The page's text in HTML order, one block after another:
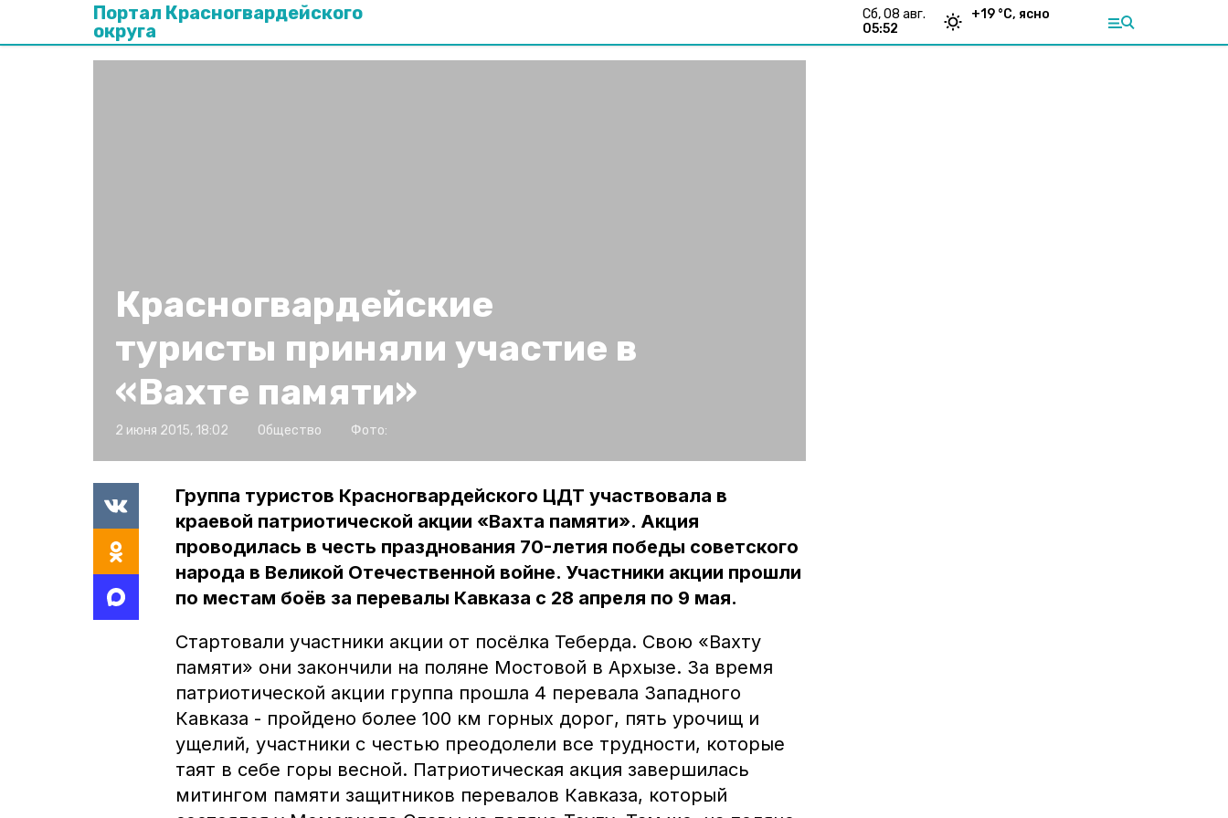
Портал Красногвардейского
округа
сб, 08 авг.
05:52
+19 °С, ясно
Красногвардейские
туристы приняли участие в
«Вахте памяти»
2 июня 2015, 18:02 Общество Фото:
Группа туристов Красногвардейского ЦДТ участвовала в
краевой патриотической акции «Вахта памяти». Акция
проводилась в честь празднования 70-летия победы советского
народа в Великой Отечественной войне. Участники акции прошли
по местам боёв за перевалы Кавказа с 28 апреля по 9 мая.
Стартовали участники акции от посёлка Теберда. Свою «Вахту
памяти» они закончили на поляне Мостовой в Архызе. За время
патриотической акции группа прошла 4 перевала Западного
Кавказа - пройдено более 100 км горных дорог, пять урочищ и
ущелий, участники с честью преодолели все трудности, которые
таят в себе горы весной. Патриотическая акция завершилась
митингом памяти защитников перевалов Кавказа, который